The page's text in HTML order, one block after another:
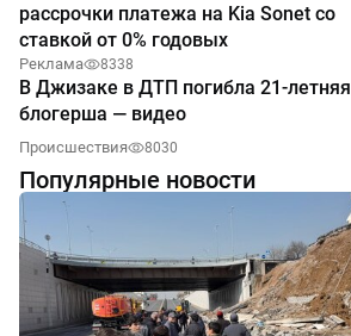
рассрочки платежа на Kia Sonet со
ставкой от 0% годовых
Реклама 8338
В Джизаке в ДТП погибла 21-летняя
блогерша — видео
Происшествия 8030
Популярные новости